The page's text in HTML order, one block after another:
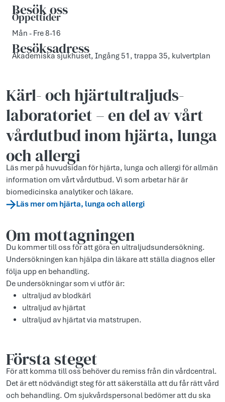
Besök oss
Öppettider
Mån - Fre 8-16
Besöksadress
Akademiska sjukhuset, Ingång 51, trappa 35, kulvertplan
Kärl- och hjärtultraljuds­
laboratoriet – en del av vårt
vårdutbud inom hjärta, lunga
och allergi
Läs mer på huvudsidan för hjärta, lunga och allergi för allmän
information om vårt vårdutbud. Vi som arbetar här är
biomedicinska analytiker och läkare.
Läs mer om hjärta, lunga och allergi
Om mottagningen
Du kommer till oss för att göra en ultraljudsundersökning.
Undersökningen kan hjälpa din läkare att ställa diagnos eller
följa upp en behandling.
De undersökningar som vi utför är:
ultraljud av blodkärl
ultraljud av hjärtat
ultraljud av hjärtat via matstrupen.
Första steget
För att komma till oss behöver du remiss från din vårdcentral.
Det är ett nödvändigt steg för att säkerställa att du får rätt vård
och behandling. Om sjukvårdspersonal bedömer att du ska